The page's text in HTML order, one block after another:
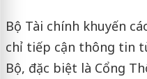
Bộ Tài chính khuyến
chỉ tiếp cận thông tin
Bộ, đặc biệt là Cổng